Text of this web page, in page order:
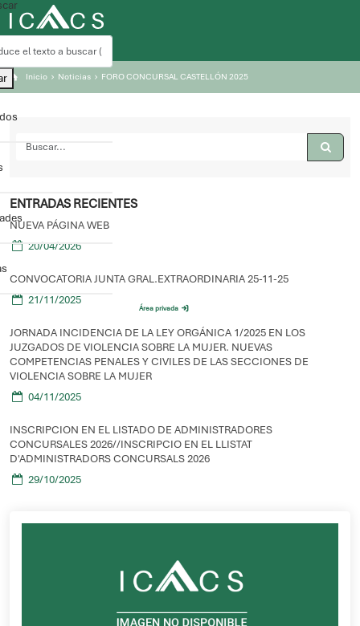
Área privada
Inicio Noticias FORO CONCURSAL CASTELLÓN 2025
ENTRADAS RECIENTES
NUEVA PÁGINA WEB
20/04/2026
CONVOCATORIA JUNTA GRAL.EXTRAORDINARIA 25-11-25
21/11/2025
JORNADA INCIDENCIA DE LA LEY ORGÁNICA 1/2025 EN LOS
JUZGADOS DE VIOLENCIA SOBRE LA MUJER. NUEVAS
COMPETENCIAS PENALES Y CIVILES DE LAS SECCIONES DE
VIOLENCIA SOBRE LA MUJER
04/11/2025
INSCRIPCION EN EL LISTADO DE ADMINISTRADORES
CONCURSALES 2026//INSCRIPCIO EN EL LLISTAT
D'ADMINISTRADORS CONCURSALS 2026
29/10/2025